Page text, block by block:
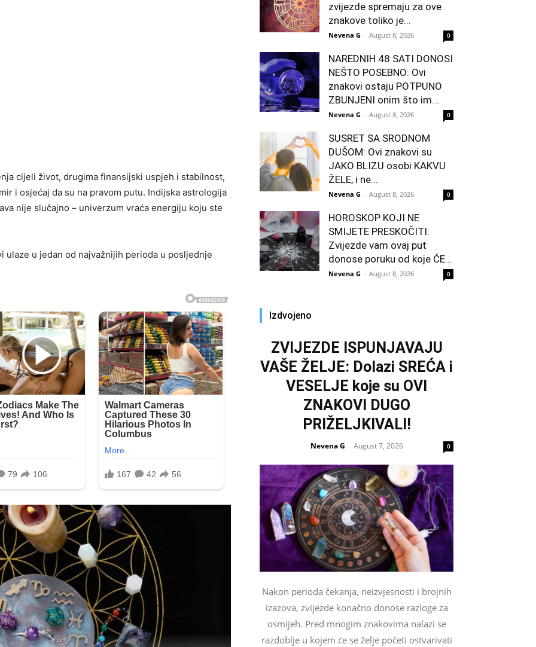
cijeli život, drugima finansijski uspjeh i stabilnost,
i osjećaj da su na pravom putu. Indijska astrologija
nije slučajno – univerzum vraća energiju koju ste
ulaze u jedan od najvažnijih perioda u posljednje
zvijezde spremaju za ove
znakove toliko je...
Nevena G - August 8, 2026 0
NAREDNIH 48 SATI DONOSI
NEŠTO POSEBNO: Ovi
znakovi ostaju POTPUNO
ZBUNJENI onim što im...
Nevena G - August 8, 2026 0
SUSRET SA SRODNOM
DUŠOM: Ovi znakovi su
JAKO BLIZU osobi KAKVU
ŽELE, i ne...
Nevena G - August 8, 2026 0
HOROSKOP KOJI NE
SMIJETE PRESKOČITI:
Zvijezde vam ovaj put
donose poruku od koje ĆE...
Nevena G - August 8, 2026 0
Izdvojeno
ZVIJEZDE ISPUNJAVAJU
VAŠE ŽELJE: Dolazi SREĆA i
VESELJE koje su OVI
ZNAKOVI DUGO
PRIŽELJKIVALI!
Nevena G - August 7, 2026 0
Nakon perioda čekanja, neizvjesnosti i brojnih
izazova, zvijezde konačno donose razloge za
osmijeh. Pred mnogim znakovima nalazi se
razdoblje u kojem će se želje početi ostvarivati